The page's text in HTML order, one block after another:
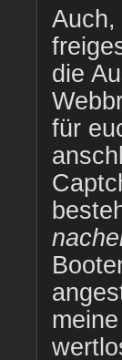
Auch,
die
für